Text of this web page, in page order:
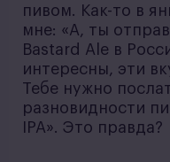
пивом. Как-то в
мне: «А, ты
Bastard Ale в
интересны, эти
Тебе нужно
разновидности
IPA». Это правда?